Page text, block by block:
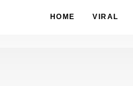
HOME VIRAL